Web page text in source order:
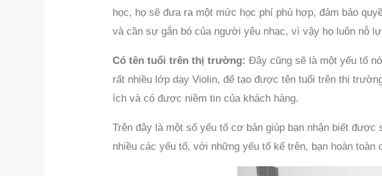
học, họ sẽ đưa ra một mức học phí phù hợp, đảm bảo
và cần sự gắn bó của người yêu nhạc, vì vậy họ luôn nỗ
Có tên tuổi trên thị trường: Đây cũng sẽ là một yếu tố
rất nhiều lớp dạy Violin, để tạo được tên tuổi trên thị
ích và có được niềm tin của khách hàng.
Trên đây là một số yếu tố cơ bản giúp bạn nhận biết
nhiều các yếu tố, với những yếu tố kể trên, bạn hoàn